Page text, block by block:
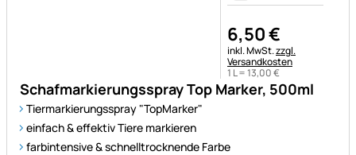
Schafmarkierungsspray Top Marker, 500ml
Tiermarkierungsspray "TopMarker"
einfach & effektiv Tiere markieren
farbintensive & schnelltrocknende Farbe
6,50€
Steuerhinweis:
inkl. MwSt.zzgl.
Versandkosten
1 L =13,00€